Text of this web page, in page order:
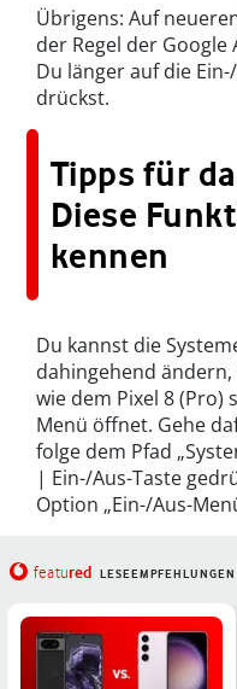
Übrigens: Auf
der Regel der
Du länger auf die
drückst.
Tipps für
Diese
kennen
Du kannst die
dahingehend
wie dem Pixel 8 (Pro)
Menü öffnet. Gehe
folge dem Pfad
| Ein-/Aus-Taste
Option „Ein-/Aus-
featured LESEEMPFEHLUNGEN